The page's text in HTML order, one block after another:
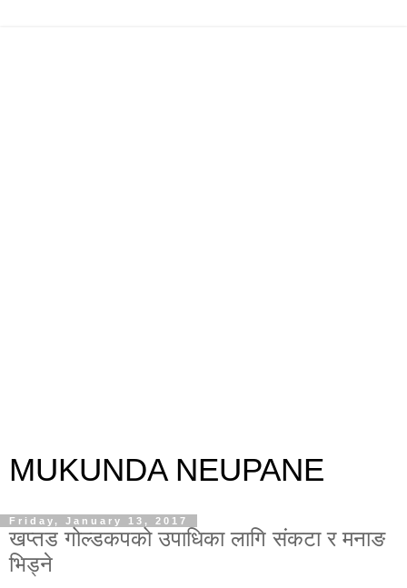
MUKUNDA NEUPANE
Friday, January 13, 2017
खप्तड गोल्डकपको उपाधिका लागि संकटा र मनाङ
भिड्ने